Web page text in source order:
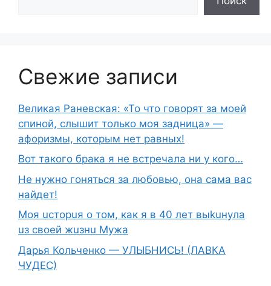
Свежие записи
Великая Раневская: «То что говорят за моей
спиной, слышит только моя задница» —
афоризмы, которым нет равных!
Вот такого брака я не встречала ни у кого…
Не нужно гоняться за любовью, она сама вас
найдет!
Moя ucтopuя о том, как я в 40 лет выkuнyлa
uз свoeй жuзнu Myжа
Дарья Кольченко — УЛЫБНИСЬ! (ЛАВКА
ЧУДЕС)